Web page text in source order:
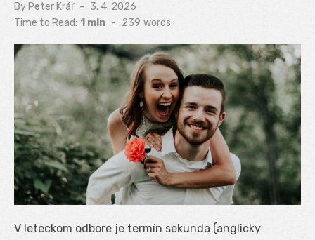
By Peter Kráľ
Posted
on
3. 4. 2026
Time to Read: 1 min - 239 words
V leteckom odbore je termín sekunda (anglicky